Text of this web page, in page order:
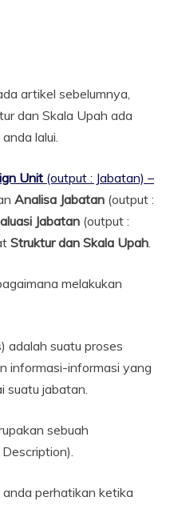
artikel sebelumnya,
dan Skala Upah ada
lalui.
Unit (output : Jabatan) –
Analisa Jabatan (output :
Jabatan (output :
Struktur dan Skala Upah.
melakukan
adalah suatu proses
informasi-informasi yang
suatu jabatan.
sebuah
perhatikan ketika